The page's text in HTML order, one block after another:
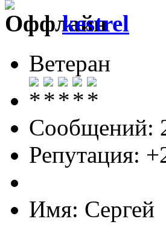
kestrel
Ветеран
Сообщений:
Репутация:
Имя: Сергей